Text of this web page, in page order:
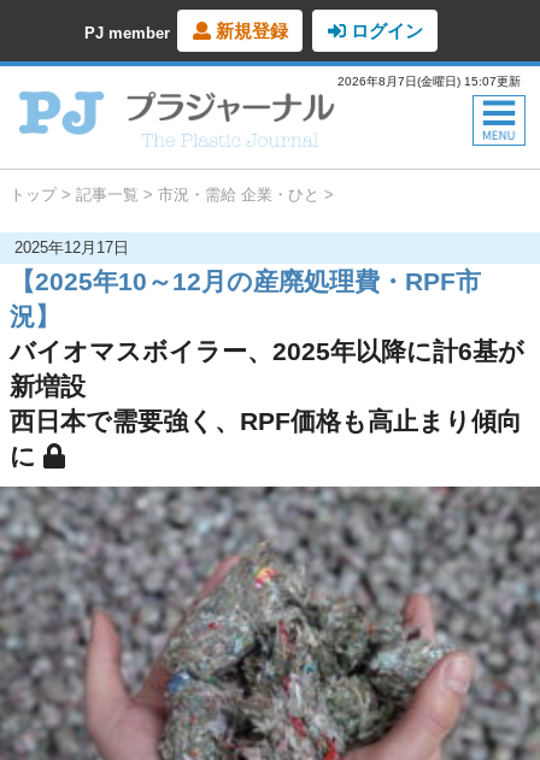
PJ member 新規登録 ログイン
2026年8月7日(金曜日) 15:07更新
トップ 記事一覧 市況・需給 企業・ひと
2025年12月17日
【2025年10～12月の産廃処理費・RPF市
況】
バイオマスボイラー、2025年以降に計6基が
新増設
西日本で需要強く、RPF価格も高止まり傾向
に